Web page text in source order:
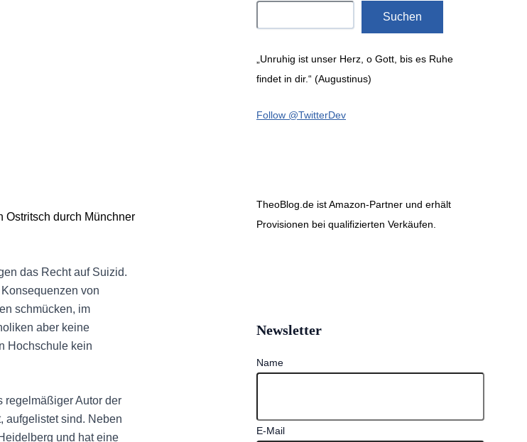
Ostritsch durch Münchner
das Recht auf Suizid.
von
schmücken, im
aber keine
Hochschule kein
regelmäßiger Autor der
aufgelistet sind. Neben
und hat eine
Suchen
„Unruhig ist unser Herz, o Gott, bis es Ruhe
findet in dir.“ (Augustinus)
Follow @TwitterDev
TheoBlog.de ist Amazon-Partner und erhält
Provisionen bei qualifizierten Verkäufen.
Newsletter
Name
E-Mail